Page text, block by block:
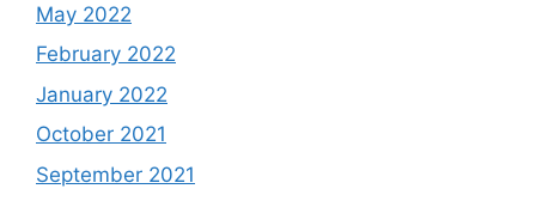
May 2022
February 2022
January 2022
October 2021
September 2021